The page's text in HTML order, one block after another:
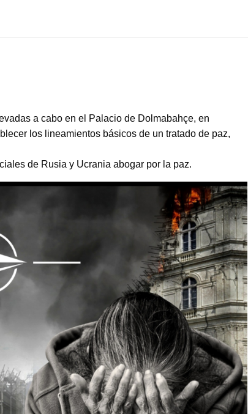
a cabo en el Palacio de Dolmabahçe, en
los lineamientos básicos de un tratado de paz,
de Rusia y Ucrania abogar por la paz.